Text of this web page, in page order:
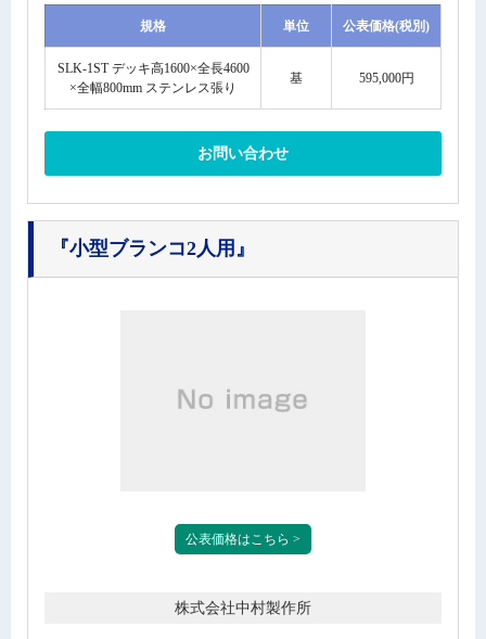
規格 単位 公表価格(税別)
SLK-1ST デッキ高1600×全長4600
×全幅800mm ステンレス張り
基 595,000円
お問い合わせ
『小型ブランコ2人用』
公表価格はこちら >
株式会社中村製作所